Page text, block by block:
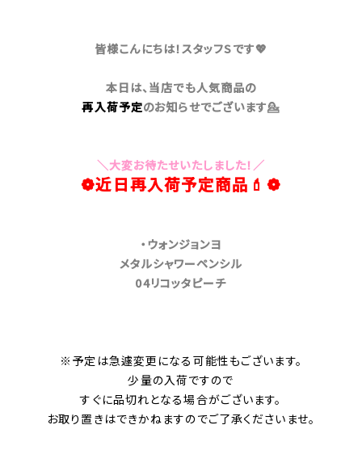
皆様こんにちは！スタッフSです💖
本日は、当店でも人気商品の
再入荷予定のお知らせでございます💁
＼大変お待たせいたしました！／
❁近日再入荷予定商品💄❁
・ウォンジョンヨ
メタルシャワーペンシル
04リコッタピーチ
※予定は急遽変更になる可能性もございます。
少量の入荷ですので
すぐに品切れとなる場合がございます。
お取り置きはできかねますのでご了承くださいませ。